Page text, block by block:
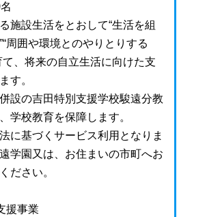
施設生活をとおして“生活を組
周囲や環境とのやりとりする
て、将来の自立生活に向けた支
す。
設の吉田特別支援学校駿遠分教
学校教育を保障します。
に基づくサービス利用となりま
学園又は、お住まいの市町へお
ださい。
援事業